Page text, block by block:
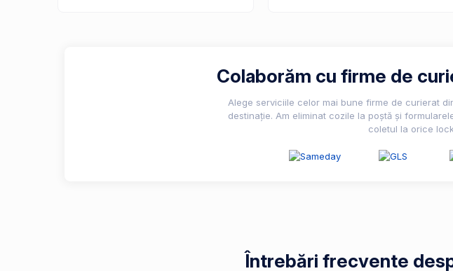
Colaborăm cu firme de
Alege serviciile celor mai bune firme de curierat
destinație. Am eliminat cozile la poștă și
coletul la orice
Întrebări frecvente